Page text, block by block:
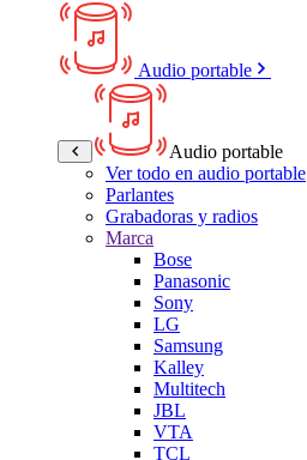
Audio portable
Audio portable
Ver todo en audio portable
Parlantes
Grabadoras y radios
Marca
Bose
Panasonic
Sony
LG
Samsung
Kalley
Multitech
JBL
VTA
TCL